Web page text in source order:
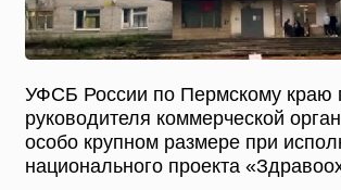
УФСБ России по Пермскому краю
руководителя коммерческой
особо крупном размере при
национального проекта